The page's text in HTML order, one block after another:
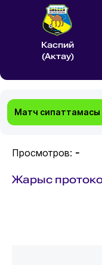
Каспий
(Актау)
Матч сипаттамасы
Просмотров: -
Жарыс